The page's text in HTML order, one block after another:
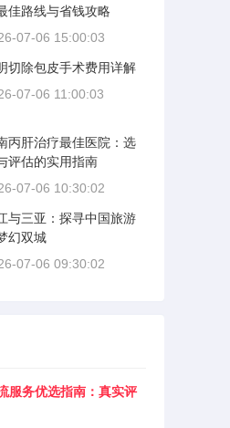
佳路线与省钱攻略
07-06 15:00:03
切除包皮手术费用详解
07-06 11:00:03
丙肝治疗最佳医院：选
评估的实用指南
07-06 10:30:02
与三亚：探寻中国旅游
幻双城
07-06 09:30:02
服务优选指南：真实评